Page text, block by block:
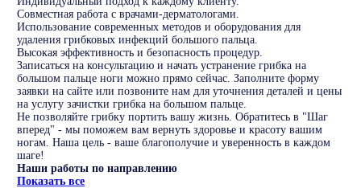
Совместная работа с врачами-дерматологами.
Использование современных методов и оборудования для
удаления грибковых инфекций большого пальца.
Высокая эффективность и безопасность процедур.
Записаться на консультацию и начать устранение грибка на
большом пальце ноги можно прямо сейчас. Заполните форму
заявки на сайте или позвоните нам для уточнения деталей и цены
на услугу зачистки грибка на большом пальце.
Не позволяйте грибку портить вашу жизнь. Обратитесь в "Шаг
вперед" - мы поможем вам вернуть здоровье и красоту вашим
ногам. Наша цель - ваше благополучие и уверенность в каждом
шаге!
Наши работы по направлению
Показать все